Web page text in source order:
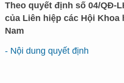
Theo quyết định số 04/QĐ-
của Liên hiệp các Hội Khoa
Nam
- Nội dung quyết định